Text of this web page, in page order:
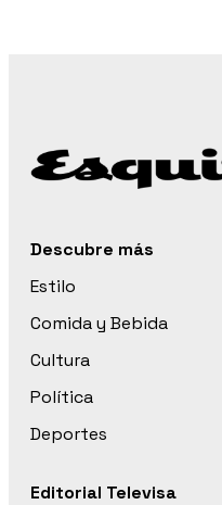
Descubre más
Estilo
Comida y Bebida
Cultura
Política
Deportes
Editorial Televisa